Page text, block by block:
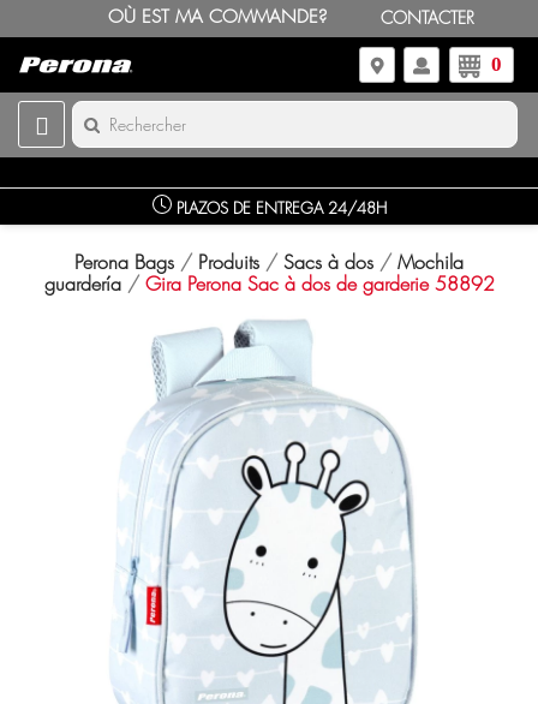
OÙ EST MA COMMANDE? CONTACTER
0
PLAZOS DE ENTREGA 24/48H
Perona Bags Produits Sacs à dos
Mochila
guardería
Gira Perona Sac à dos de garderie 58892